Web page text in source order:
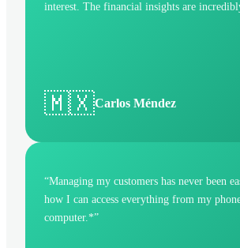
interest. The financial insights are
🇲🇽Carlos Méndez
“Managing my customers has never been
how I can access everything from my
computer.*”